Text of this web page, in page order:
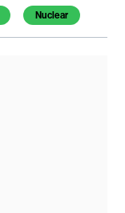
Nuclear